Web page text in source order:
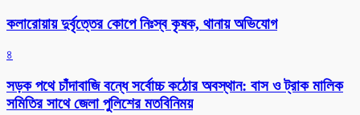
কলারোয়ায় দুর্বৃত্তের কোপে নিঃস্ব কৃষক, থানায় অভিযোগ
৪
সড়ক পথে চাঁদাবাজি বন্ধে সর্বোচ্চ কঠোর অবস্থান: বাস ও ট্রাক মালিক
সমিতির সাথে জেলা পুলিশের মতবিনিময়